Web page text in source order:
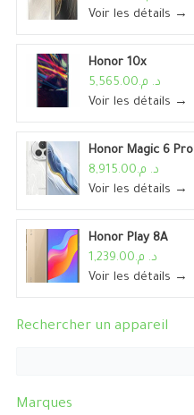
Voir les détails →
Honor 10x
د. م.5,565.00
Voir les détails →
Honor Magic 6 Pro
د. م.8,915.00
Voir les détails →
Honor Play 8A
د. م.1,239.00
Voir les détails →
Rechercher un appareil
Marques